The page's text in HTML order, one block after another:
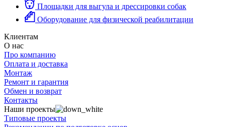
Площадки для выгула и дрессировки собак
Оборудование для физической реабилитации
Клиентам
О нас
Про компанию
Оплата и доставка
Монтаж
Ремонт и гарантия
Обмен и возврат
Контакты
Наши проекты
Типовые проекты